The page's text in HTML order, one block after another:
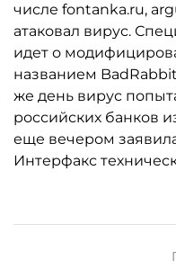
числе fontanka.ru,
атаковал вирус.
идет о
названием
же день вирус
российских банков
еще вечером
Интерфакс